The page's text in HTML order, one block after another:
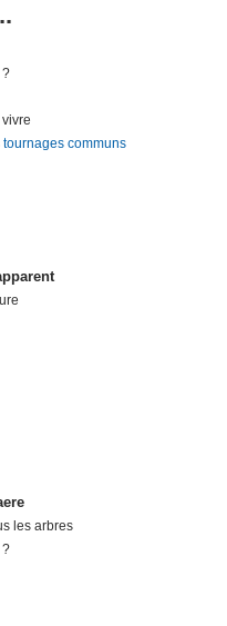
?
tournages communs
les arbres
?